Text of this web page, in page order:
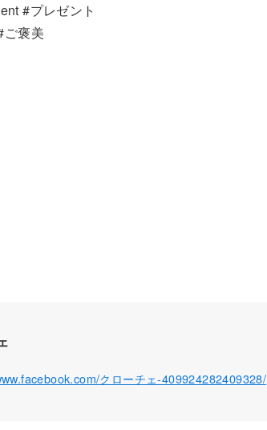
#プレゼント
褒美
クローチェ-409924282409328/